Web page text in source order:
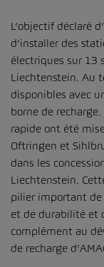
L’objectif déclaré
d’installer des
électriques sur 13
Liechtenstein. Au
disponibles avec
borne de
rapide ont été
Oftringen et
dans les
Liechtenstein.
pilier important de
et de durabilité et
complément au
de recharge